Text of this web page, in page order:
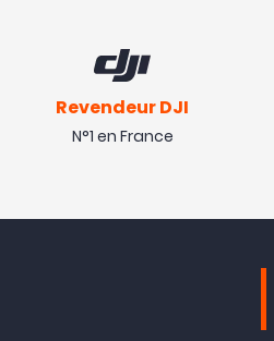
Revendeur DJI
N°1 en France